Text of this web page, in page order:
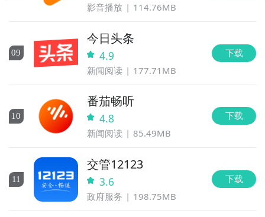
影音播放 114.76MB
09
今日头条
4.9
新闻阅读 177.71MB
下载
10
番茄畅听
4.8
新闻阅读 85.49MB
下载
11
交管12123
3.6
政府服务 198.75MB
下载